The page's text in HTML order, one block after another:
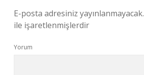
E-posta adresiniz yayınlanmayacak.
ile işaretlenmişlerdir
Yorum